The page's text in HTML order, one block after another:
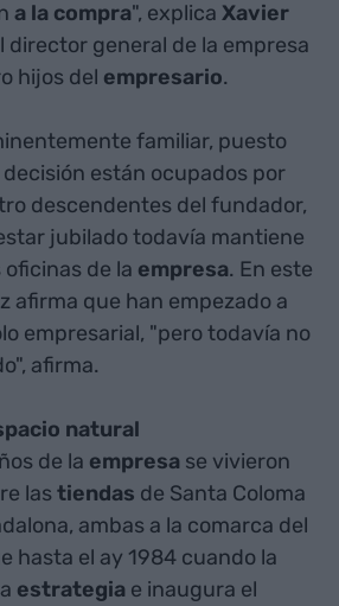
a la compra", explica Xavier
director general de la empresa
hijos del empresario.
familiar, puesto
están ocupados por
descendentes del fundador,
jubilado todavía mantiene
de la empresa. En este
afirma que han empezado a
empresarial, "pero todavía no
afirma.
natural
de la empresa se vivieron
lastiendas de Santa Coloma
ambas a la comarca del
hasta el ay 1984 cuando la
estrategia e inaugura el